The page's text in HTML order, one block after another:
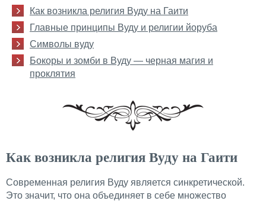
Как возникла религия Вуду на Гаити
Главные принципы Вуду и религии йоруба
Символы вуду
Бокоры и зомби в Вуду — черная магия и
проклятия
Как возникла религия Вуду на Гаити
Современная религия Вуду является синкретической.
Это значит, что она объединяет в себе множество